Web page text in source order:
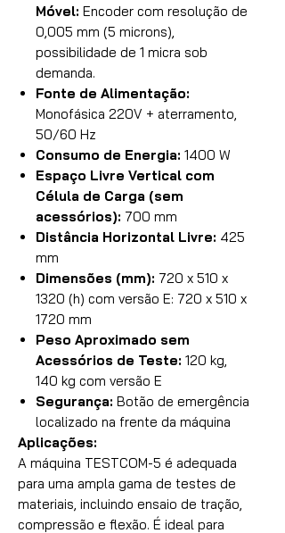
Móvel: Encoder com resolução de
0,005 mm (5 microns),
possibilidade de 1 micra sob
demanda.
Fonte de Alimentação:
Monofásica 220V + aterramento,
50/60 Hz
Consumo de Energia: 1400 W
Espaço Livre Vertical com
Célula de Carga (sem
acessórios): 700 mm
Distância Horizontal Livre: 425
mm
Dimensões (mm): 720 x 510 x
1320 (h) com versão E: 720 x 510 x
1720 mm
Peso Aproximado sem
Acessórios de Teste: 120 kg,
140 kg com versão E
Segurança: Botão de emergência
localizado na frente da máquina
Aplicações:
A máquina TESTCOM-5 é adequada
para uma ampla gama de testes de
materiais, incluindo ensaio de tração,
compressão e flexão. É ideal para